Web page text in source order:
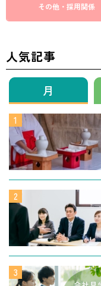
その他・採用関係
人気記事
月